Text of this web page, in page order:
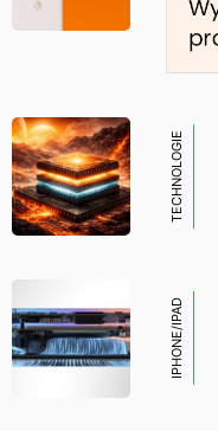
TECHNOLOGIE
IPHONE/IPAD